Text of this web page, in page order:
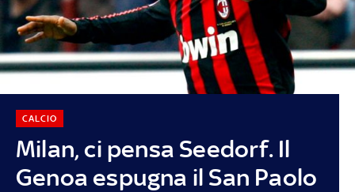
Milan, ci pensa Seedorf. Il
Genoa espugna il San Paolo
CALCIO